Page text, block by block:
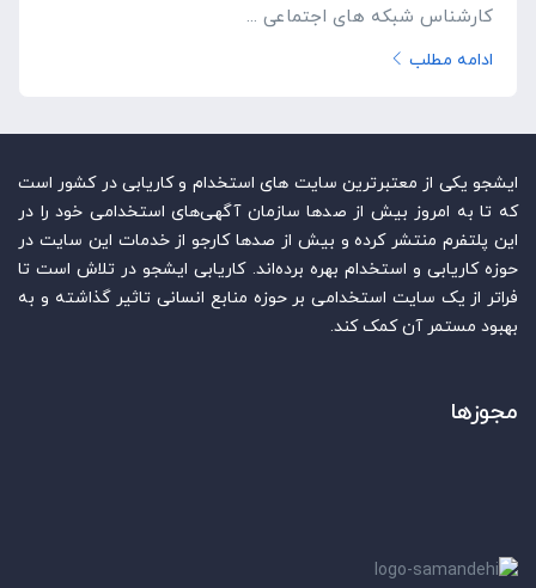
کارشناس شبکه های اجتماعی ...
ادامه مطلب
ایشجو یکی از معتبرترین سایت‌ های استخدام و کاریابی در کشور است
که تا به امروز بیش از صدها سازمان آگهی‌های استخدامی خود را در
این پلتفرم منتشر کرده و بیش از صدها کارجو از خدمات این سایت در
حوزه کاریابی و استخدام بهره برده‌اند. کاریابی ایشجو در تلاش است تا
فراتر از یک سایت استخدامی بر حوزه منابع انسانی تاثیر گذاشته و به
بهبود مستمر آن کمک کند.
مجوزها